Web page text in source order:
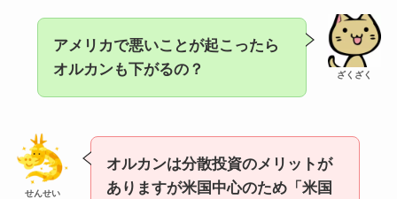
ざくざく
アメリカで悪いことが起こったら
オルカンも下がるの？
せんせい
オルカンは分散投資のメリットが
ありますが米国中心のため「米国